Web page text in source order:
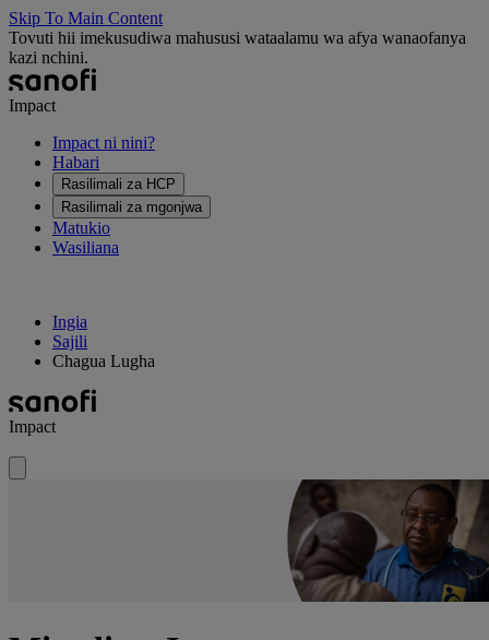
Skip To Main Content
Tovuti hii imekusudiwa mahususi wataalamu wa afya wanaofanya
kazi nchini.
Impact
Impact ni nini?
Habari
Rasilimali za HCP
Rasilimali za mgonjwa
Matukio
Wasiliana
Ingia
Sajili
Chagua Lugha
Impact